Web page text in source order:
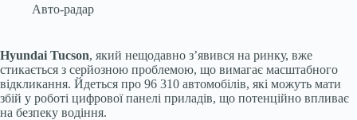
Авто-радар
Hyundai Tucson, який нещодавно з’явився на ринку, вже
стикається з серйозною проблемою, що вимагає масштабного
відкликання. Йдеться про 96 310 автомобілів, які можуть мати
збій у роботі цифрової панелі приладів, що потенційно впливає
на безпеку водіння.